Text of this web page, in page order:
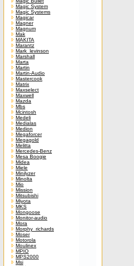
Magic System
Magic Systems
Magicar
Magner
Magnum
Mak
MAKITA
Marantz
Mark_levinson
Marshall
Marta
Martin
Martin-Audio
Mastercook
Matrix
Maxselect
Maxwell
Mazda
Mbs
Mcintosh
Medeli
Medialas
Medion
Megaforcer
Megagold
Melitta
Mercedes-Benz
Mesa Boogie
Midea
Miele
Minilyzer
Minolta
Mio
Mission
Mitsubishi
Miyota
MKS
Mongoose
Monitor-audio
Mora
Morphy_richards
Moser
Motorola
Moulinex
MPIO
MPS2000
Msi